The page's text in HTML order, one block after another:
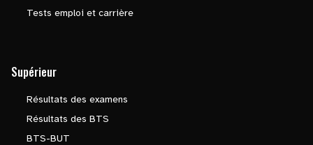
Tests emploi et carrière
Supérieur
Résultats des examens
Résultats des BTS
BTS-BUT